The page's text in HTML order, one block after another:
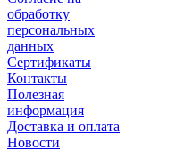
обработку
персональных
данных
Сертификаты
Контакты
Полезная
информация
Доставка и оплата
Новости